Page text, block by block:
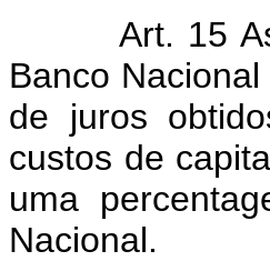
Art. 15 As
Banco
de juros
custos de
uma
Nacional.